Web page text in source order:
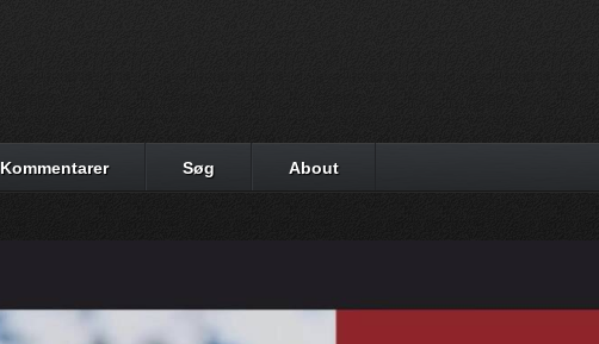
Kommentarer Søg About